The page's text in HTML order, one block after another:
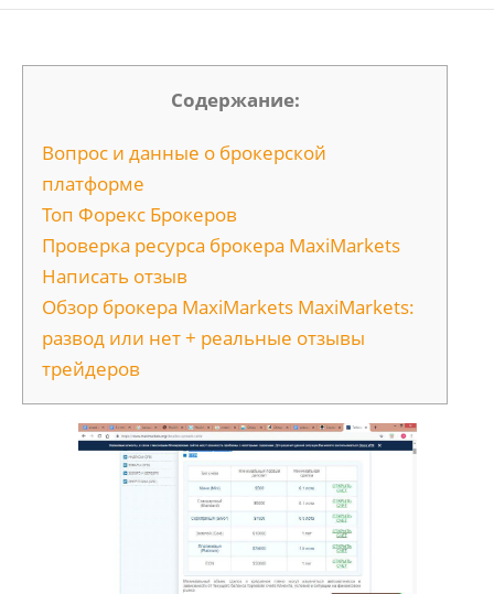
Содержание:
Вопрос и данные о брокерской
платформе
Топ Форекс Брокеров
Проверка ресурса брокера MaxiMarkets
Написать отзыв
Обзор брокера MaxiMarkets MaxiMarkets:
развод или нет + реальные отзывы
трейдеров